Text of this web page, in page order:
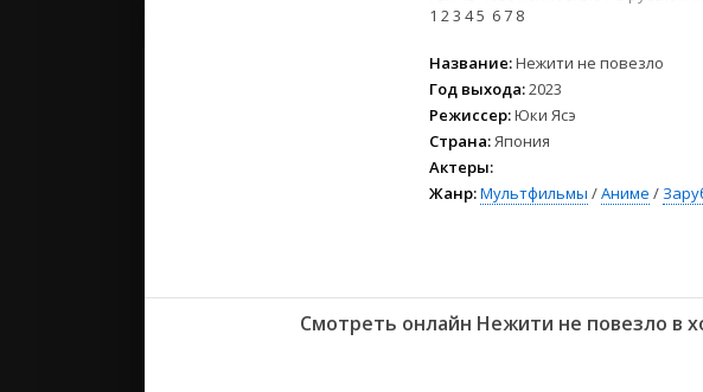
2021
Русские
Зарубежные
1 23 45 67 8
Название:Нежити не повезло
Год выхода:2023
Режиссер:Юки Ясэ
Страна:Япония
Актеры:
Жанр:Мультфильмы /Аниме /
Смотреть онлайн Нежити не повезло в